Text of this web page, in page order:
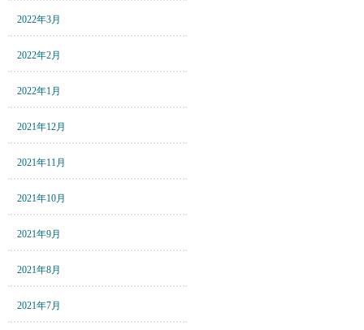
2022年3月
2022年2月
2022年1月
2021年12月
2021年11月
2021年10月
2021年9月
2021年8月
2021年7月